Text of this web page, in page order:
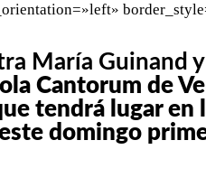
María Guinand
Cantorum de
tendrá lugar en
domingo